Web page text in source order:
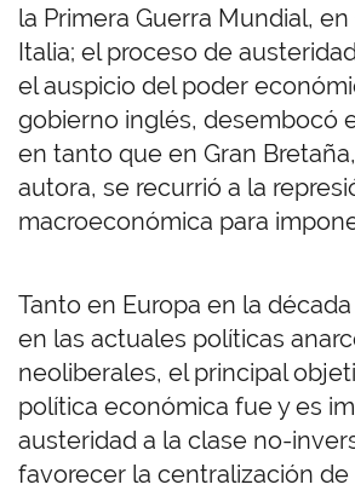
la Primera Guerra Mundial,
Italia; el proceso de
el auspicio del poder
gobierno inglés, desembocó
en tanto que en Gran
autora, se recurrió a la
macroeconómica para
Tanto en Europa en la
en las actuales políticas
neoliberales, el principal
política económica fue y es
austeridad a la clase no-
favorecer la centralización de